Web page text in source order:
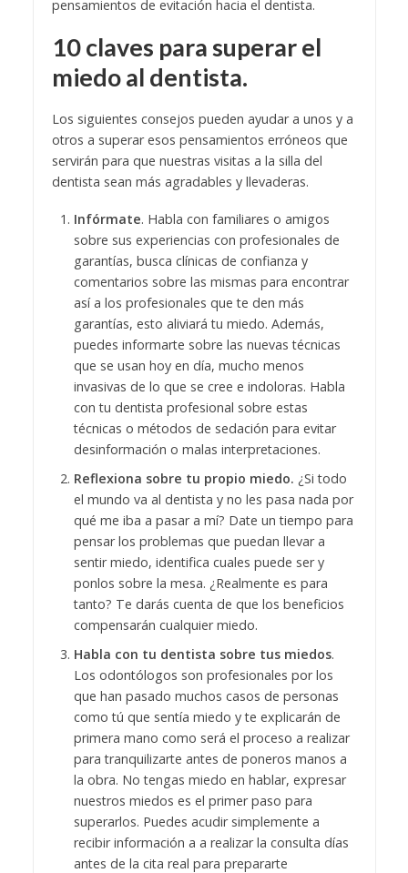
pensamientos de evitación hacia el dentista.
10 claves para superar el
miedo al dentista.
Los siguientes consejos pueden ayudar a unos y a
otros a superar esos pensamientos erróneos que
servirán para que nuestras visitas a la silla del
dentista sean más agradables y llevaderas.
Infórmate. Habla con familiares o amigos
sobre sus experiencias con profesionales de
garantías, busca clínicas de confianza y
comentarios sobre las mismas para encontrar
así a los profesionales que te den más
garantías, esto aliviará tu miedo. Además,
puedes informarte sobre las nuevas técnicas
que se usan hoy en día, mucho menos
invasivas de lo que se cree e indoloras. Habla
con tu dentista profesional sobre estas
técnicas o métodos de sedación para evitar
desinformación o malas interpretaciones.
Reflexiona sobre tu propio miedo. ¿Si todo
el mundo va al dentista y no les pasa nada por
qué me iba a pasar a mí? Date un tiempo para
pensar los problemas que puedan llevar a
sentir miedo, identifica cuales puede ser y
ponlos sobre la mesa. ¿Realmente es para
tanto? Te darás cuenta de que los beneficios
compensarán cualquier miedo.
Habla con tu dentista sobre tus miedos.
Los odontólogos son profesionales por los
que han pasado muchos casos de personas
como tú que sentía miedo y te explicarán de
primera mano como será el proceso a realizar
para tranquilizarte antes de poneros manos a
la obra. No tengas miedo en hablar, expresar
nuestros miedos es el primer paso para
superarlos. Puedes acudir simplemente a
recibir información a a realizar la consulta días
antes de la cita real para prepararte